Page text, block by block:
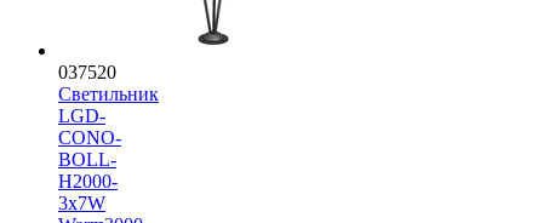
037520
Светильник
LGD-
CONO-
BOLL-
H2000-
3x7W